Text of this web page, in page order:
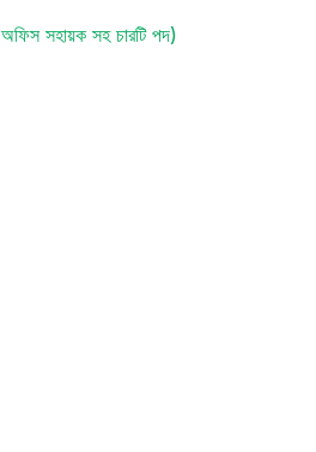
সহায়ক সহ চারটি পদ)